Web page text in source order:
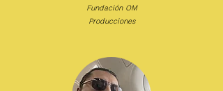
Fundación OM
Producciones